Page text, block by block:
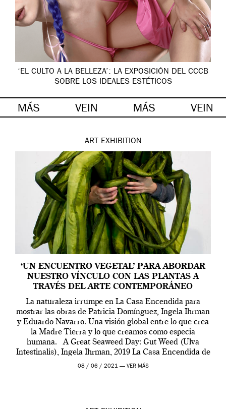
‘EL CULTO A LA BELLEZA’: LA EXPOSICIÓN DEL CCCB
SOBRE LOS IDEALES ESTÉTICOS
MÁS VEIN MÁS VEIN
ART EXHIBITION
‘UN ENCUENTRO VEGETAL’ PARA ABORDAR
NUESTRO VÍNCULO CON LAS PLANTAS A
TRAVÉS DEL ARTE CONTEMPORÁNEO
La naturaleza irrumpe en La Casa Encendida para
mostrar las obras de Patricia Domínguez, Ingela Ihrman
y Eduardo Navarro. Una visión global entre lo que crea
la Madre Tierra y lo que creamos como especia
humana. A Great Seaweed Day: Gut Weed (Ulva
Intestinalis), Ingela Ihrman, 2019 La Casa Encendida de
Madrid y la Wellcome […]
08 / 06 / 2021 — VER MÁS